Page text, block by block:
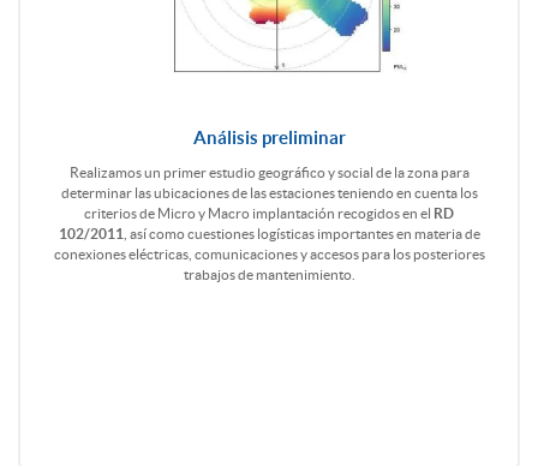
Análisis preliminar
Realizamos un primer estudio geográfico y social de la zona para
determinar las ubicaciones de las estaciones teniendo en cuenta los
criterios de Micro y Macro implantación recogidos en el RD
102/2011 , así como cuestiones logísticas importantes en materia de
conexiones eléctricas, comunicaciones y accesos para los posteriores
trabajos de mantenimiento.